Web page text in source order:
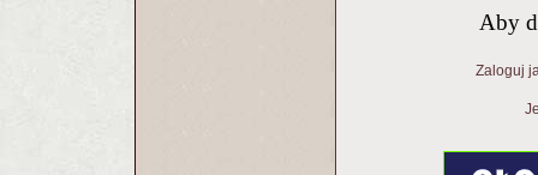
Aby
Zaloguj